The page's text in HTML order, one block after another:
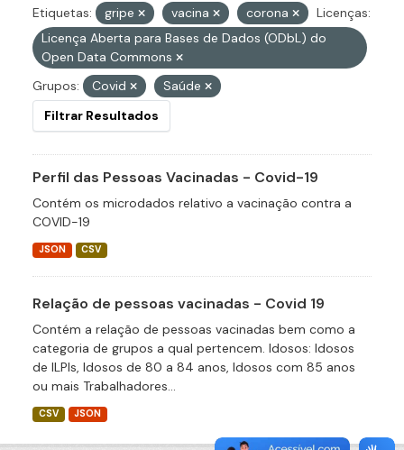
Etiquetas: gripe vacina corona
Licenças:
Licença Aberta para Bases de Dados (ODbL) do
Open Data Commons
Grupos:
Covid
Saúde
Filtrar Resultados
Perfil das Pessoas Vacinadas - Covid-19
Contém os microdados relativo a vacinação contra a
COVID-19
JSON CSV
Relação de pessoas vacinadas - Covid 19
Contém a relação de pessoas vacinadas bem como a
categoria de grupos a qual pertencem. Idosos: Idosos
de ILPIs, Idosos de 80 a 84 anos, Idosos com 85 anos
ou mais Trabalhadores...
CSV JSON